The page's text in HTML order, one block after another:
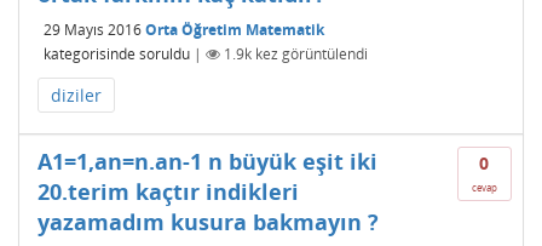
29 Mayıs 2016Orta Öğretim Matematik
kategorisinde soruldu | 1.9k kez görüntülendi
diziler
0
cevap
A1=1,an=n.an-1 n büyük eşit iki
20.terim kaçtır indikleri
yazamadım kusura bakmayın ?